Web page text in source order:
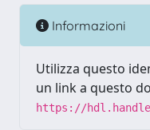
Informazioni
Utilizza questo
un link a questo
https://